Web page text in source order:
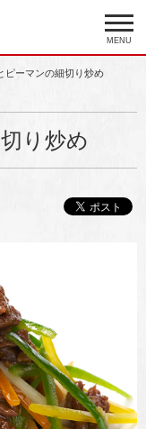
MENU
ピーマンの細切り炒め
り炒め